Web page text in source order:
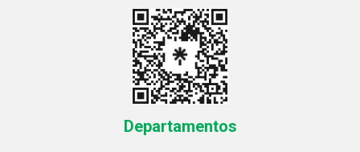
Departamentos